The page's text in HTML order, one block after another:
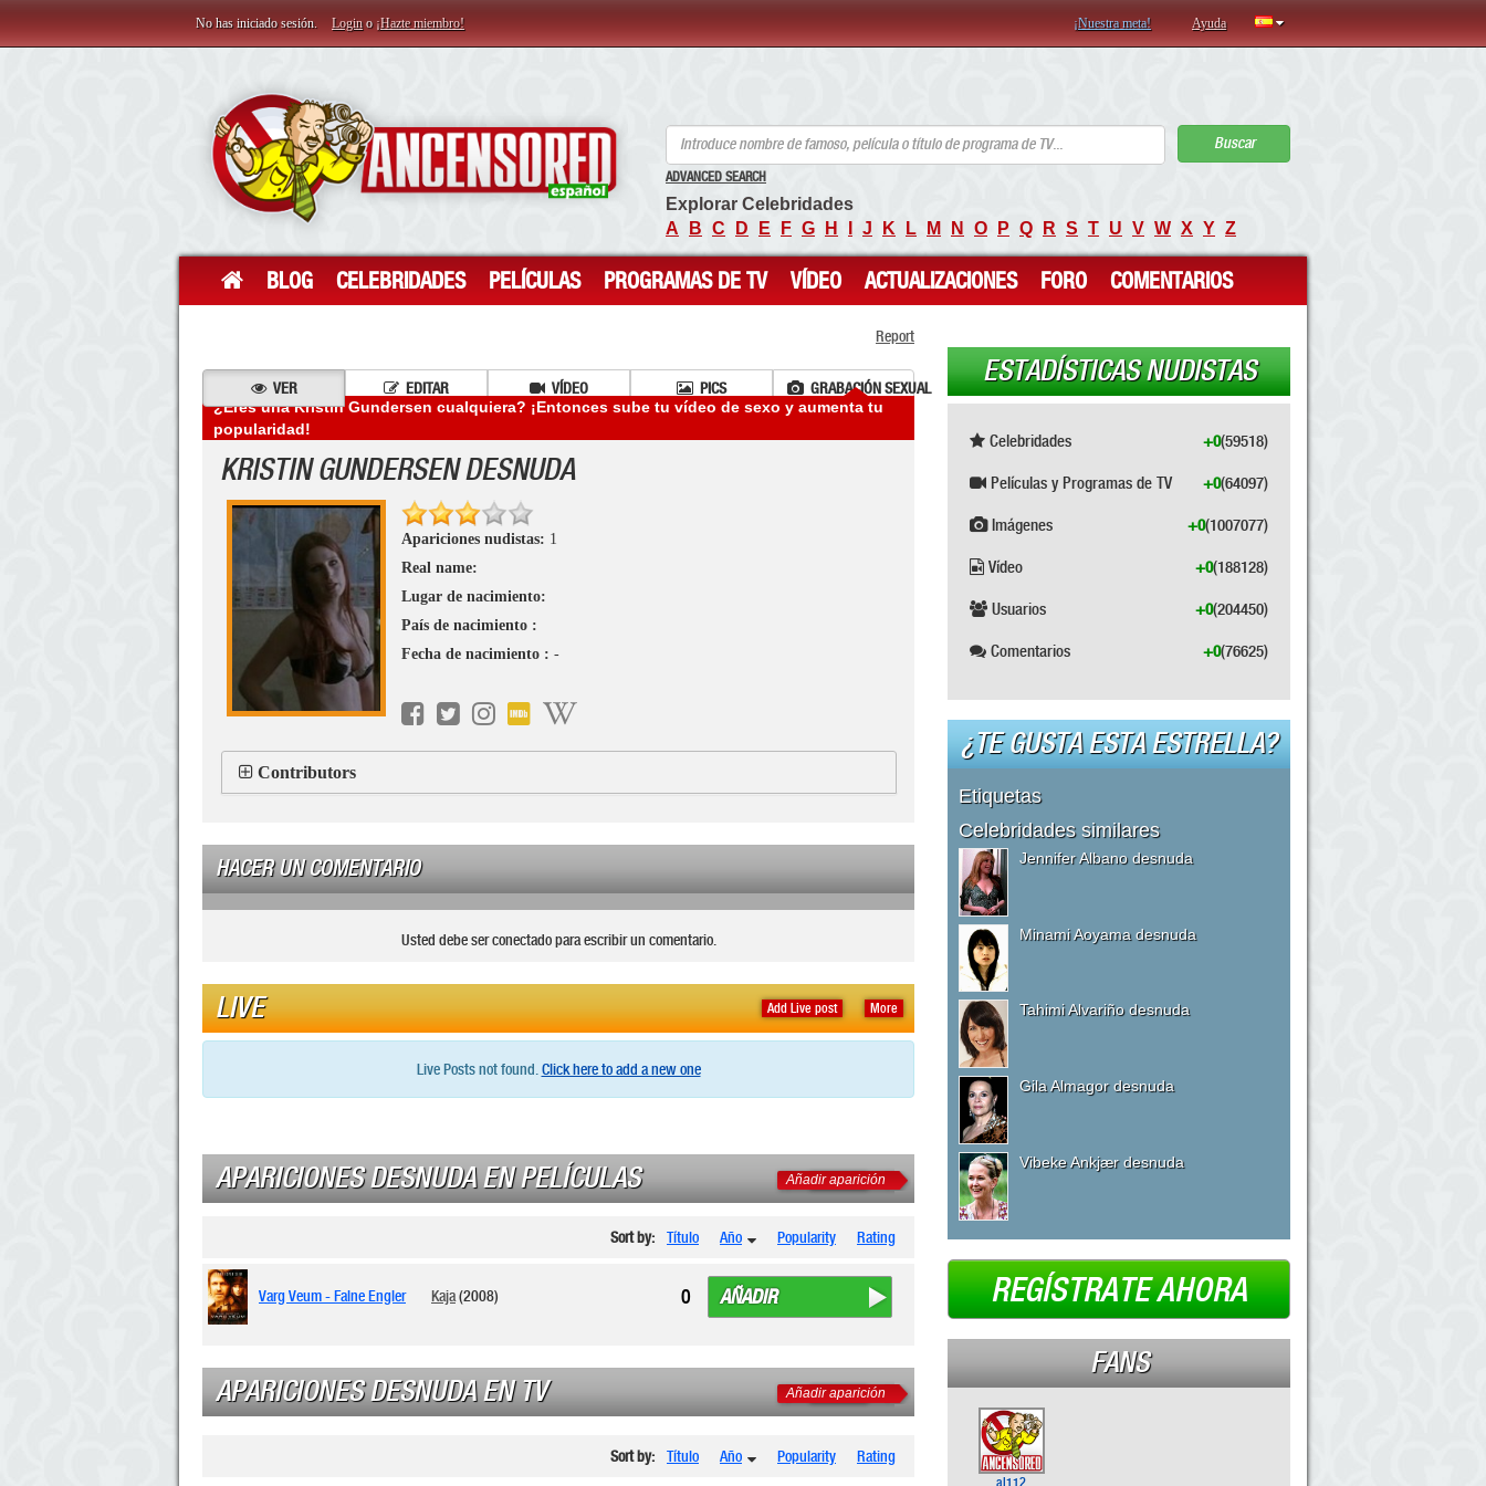
No has iniciado sesión. Login o ¡Hazte miembro! ¡Nuestra meta! Ayuda
Buscar
ADVANCED SEARCH
Explorar Celebridades
A
B C D E F G H J K L M N O P Q R S T U V W X Y Z
BLOG CELEBRIDADES PELÍCULAS PROGRAMAS DE TV VÍDEO ACTUALIZACIONES FORO COMENTARIOS
Report
VER EDITAR VÍDEO PICS
GRABACIÓN SEXUAL
¿Eres una Kristin Gundersen cualquiera? ¡Entonces sube tu vídeo de sexo y aumenta tu
popularidad!
KRISTIN GUNDERSEN DESNUDA
Apariciones nudistas: 1
Real name:
Lugar de nacimiento:
País de nacimiento :
Fecha de nacimiento : -
Contributors
HACER UN COMENTARIO
Usted debe ser conectado para escribir un comentario.
More
Add Live post
LIVE
Live Posts not found. Click here to add a new one
APARICIONES DESNUDA EN PELÍCULAS Añadir aparición
Sort by: Título Año Popularity Rating
Varg Veum - Falne Engler Kaja(2008) AÑADIR
0
APARICIONES DESNUDA EN TV Añadir aparición
Sort by: Título Año Popularity Rating
ESTADÍSTICAS NUDISTAS
Celebridades (59518)
+0
Películas y Programas de TV (64097)
+0
Imágenes (1007077)
+0
Vídeo (188128)
+0
Usuarios (204450)
+0
Comentarios (76625)
+0
¿TE GUSTA ESTA ESTRELLA?
Etiquetas
Celebridades similares
Jennifer Albano desnuda
Minami Aoyama desnuda
Tahimi Alvariño desnuda
Gila Almagor desnuda
Vibeke Ankjær desnuda
REGÍSTRATE AHORA
FANS
al112